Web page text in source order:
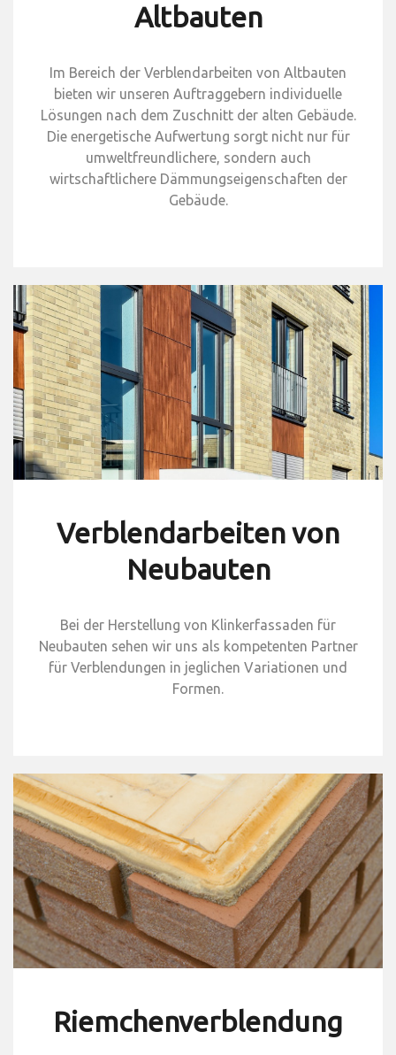
Altbauten
Im Bereich der Verblendarbeiten von Altbauten
bieten wir unseren Auftraggebern individuelle
Lösungen nach dem Zuschnitt der alten Gebäude.
Die energetische Aufwertung sorgt nicht nur für
umweltfreundlichere, sondern auch
wirtschaftlichere Dämmungseigenschaften der
Gebäude.
Verblendarbeiten von
Neubauten
Bei der Herstellung von Klinkerfassaden für
Neubauten sehen wir uns als kompetenten Partner
für Verblendungen in jeglichen Variationen und
Formen.
Riemchenverblendung